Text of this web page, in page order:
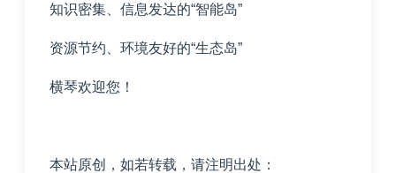
知识密集、信息发达的“智能岛”
资源节约、环境友好的“生态岛”
横琴欢迎您！
本站原创，如若转载，请注明出处：